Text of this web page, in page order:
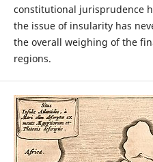
constitutional jurisprudence
the issue of insularity has
the overall weighing of the
regions.